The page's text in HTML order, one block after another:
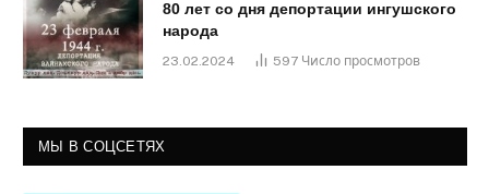
80 лет со дня депортации ингушского
народа
23.02.2024 597 Число просмотров
МЫ В СОЦСЕТЯХ